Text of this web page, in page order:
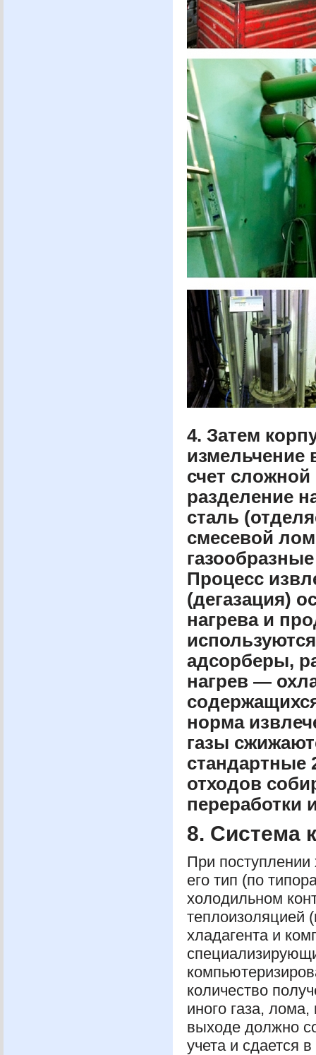
4. Затем
измельчение
счет
разделение
сталь
смесевой
Процесс
(дегазация)
нагрева и
адсорберы,
нагрев —
норма
газы
стандартные
отходов
переработки
8. Система
При поступлении
его тип (по
холодильном
теплоизоляцией
хладагента и
количество
иного газа,
выходе должно
учета и сдается